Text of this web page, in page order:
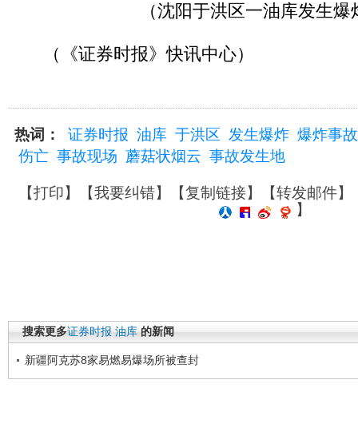
（沈阳于洪区一油库发生爆
（《证券时报》快讯中心）
热词： 证券时报 油库 于洪区 发生爆炸 爆炸事故
伤亡 事故现场 蘑菇状烟云 事故发生地
【打印】【我要纠错】【复制链接】【转发邮件】
】
搜索更多证券时报 油库 的新闻
新疆阿克苏8家易燃易爆场所被查封